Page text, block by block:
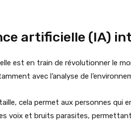
artificielle (IA)
est en train de révolutionner le
avec l’analyse de
cela permet aux personnes qui
voix et bruits parasites, permettant